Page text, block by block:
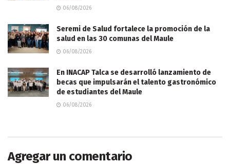
06/08/2026
Seremi de Salud fortalece la promoción de la
salud en las 30 comunas del Maule
06/08/2026
En INACAP Talca se desarrolló lanzamiento de
becas que impulsarán el talento gastronómico
de estudiantes del Maule
06/08/2026
Agregar un comentario